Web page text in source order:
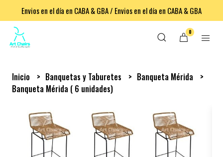
Envios en el día en CABA & GBA / Envios en el día en CABA & GBA
0
Inicio Banquetas y Taburetes
Banqueta Mérida
Banqueta Mérida ( 6 unidades)